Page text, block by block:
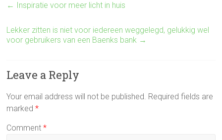
← Inspiratie voor meer licht in huis
Lekker zitten is niet voor iedereen weggelegd, gelukkig wel
voor gebruikers van een Baenks bank →
Leave a Reply
Your email address will not be published. Required fields are
marked*
Comment*